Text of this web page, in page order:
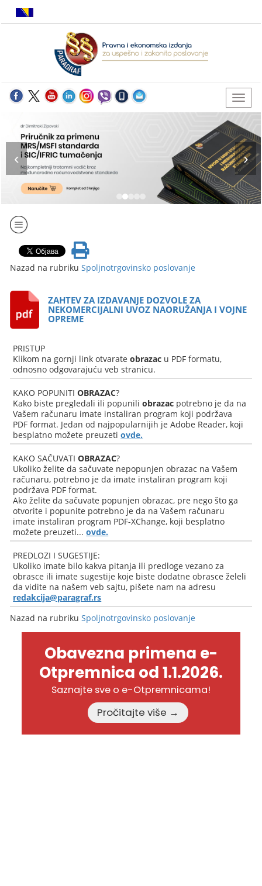
Nazad na rubrikuSpoljnotrgovinsko poslovanje
ZAHTEV ZA IZDAVANJE DOZVOLE ZA
NEKOMERCIJALNI UVOZ NAORUŽANJA I VOJNE
OPREME
PRISTUP
Klikom na gornji link otvarateobrazac u PDF formatu,
odnosno odgovarajuću veb stranicu.
KAKO POPUNITIOBRAZAC?
Kako biste pregledali ili popuniliobrazac potrebno je da na
Vašem računaru imate instaliran program koji podržava
PDF format. Jedan od najpopularnijih je Adobe Reader, koji
besplatno možete preuzetiovde.
KAKO SAČUVATIOBRAZAC?
Ukoliko želite da sačuvate nepopunjen obrazac na Vašem
računaru, potrebno je da imate instaliran program koji
podržava PDF format.
Ako želite da sačuvate popunjen obrazac, pre nego što ga
otvorite i popunite potrebno je da na Vašem računaru
imate instaliran program PDF-XChange, koji besplatno
možete preuzeti...ovde.
PREDLOZI I SUGESTIJE:
Ukoliko imate bilo kakva pitanja ili predloge vezano za
obrasce ili imate sugestije koje biste dodatne obrasce želeli
da vidite na našem veb sajtu, pišete nam na adresu
redakcija@paragraf.rs
Nazad na rubrikuSpoljnotrgovinsko poslovanje
Obavezna primena e-
Otpremnica od 1.1.2026.
Saznajte sve o e-Otpremnicama!
Pročitajte više →